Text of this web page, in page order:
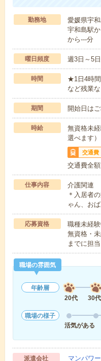
勤務地
愛媛県宇
宇和島駅
から---分
曜日頻度 週3日～5
時間
★1日4時
など残業
期間 開始日は
時給
無資格未
選べます
交通費
交通費全
仕事内容
介護関連
＊入居者
ゃん、お
応募資格
職種未経
無資格・
までに担
職場の雰囲気
年齢層
20代
30代
職場の様子
活気がある
派遣会社 マンパワ